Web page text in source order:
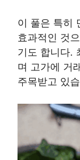
이 풀은 특히
효과적인 것
기도 합니다.
며 고가에 거
주목받고 있